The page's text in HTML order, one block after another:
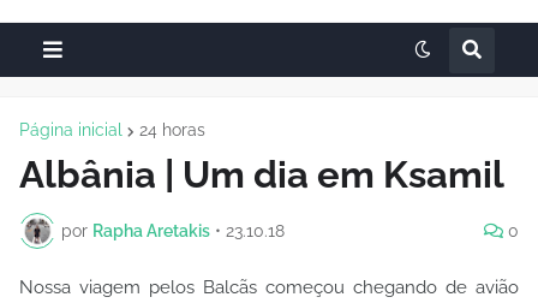
Página inicial 24 horas
Albânia | Um dia em Ksamil
por Rapha Aretakis • 23.10.18 0
Nossa viagem pelos Balcãs começou chegando de avião